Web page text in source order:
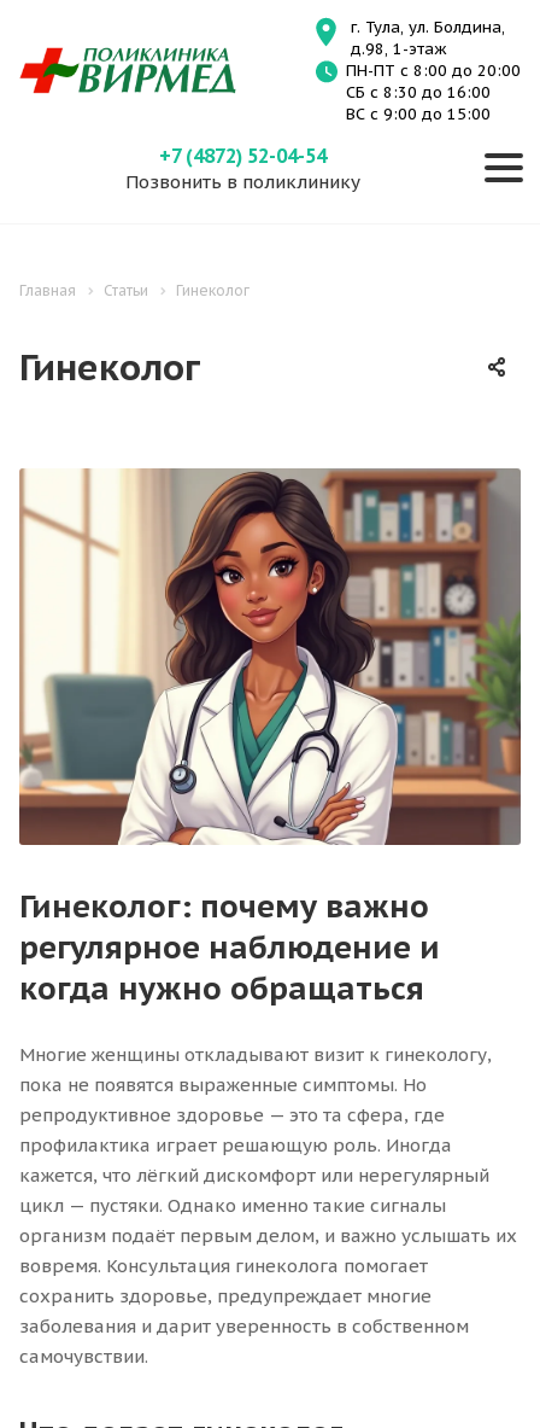
г. Тула, ул. Болдина,
д.98, 1-этаж
ПН-ПТ с 8:00 до 20:00
СБ с 8:30 до 16:00
ВС с 9:00 до 15:00
+7 (4872) 52-04-54
Позвонить в поликлинику
Главная Статьи Гинеколог
Гинеколог
Гинеколог: почему важно
регулярное наблюдение и
когда нужно обращаться
Многие женщины откладывают визит к гинекологу,
пока не появятся выраженные симптомы. Но
репродуктивное здоровье — это та сфера, где
профилактика играет решающую роль. Иногда
кажется, что лёгкий дискомфорт или нерегулярный
цикл — пустяки. Однако именно такие сигналы
организм подаёт первым делом, и важно услышать их
вовремя. Консультация гинеколога помогает
сохранить здоровье, предупреждает многие
заболевания и дарит уверенность в собственном
самочувствии.